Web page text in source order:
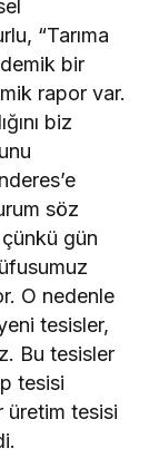
“Tarıma
bir
rapor var.
biz
söz
gün
O nedenle
tesisler,
Bu tesisler
tesisi
üretim tesisi